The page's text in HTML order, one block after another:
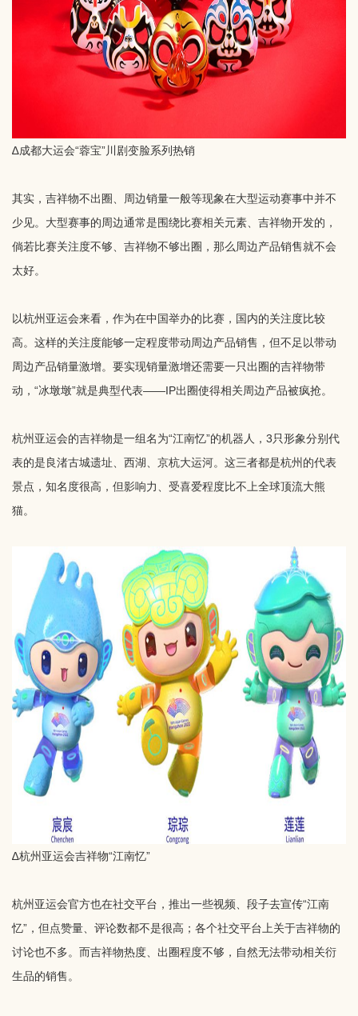
∆成都大运会“蓉宝”川剧变脸系列热销
其实，吉祥物不出圈、周边销量一般等现象在大型运动赛事中并不
少见。大型赛事的周边通常是围绕比赛相关元素、吉祥物开发的，
倘若比赛关注度不够、吉祥物不够出圈，那么周边产品销售就不会
太好。
以杭州亚运会来看，作为在中国举办的比赛，国内的关注度比较
高。这样的关注度能够一定程度带动周边产品销售，但不足以带动
周边产品销量激增。要实现销量激增还需要一只出圈的吉祥物带
动，“冰墩墩”就是典型代表——IP出圈使得相关周边产品被疯抢。
杭州亚运会的吉祥物是一组名为“江南忆”的机器人，3只形象分别代
表的是良渚古城遗址、西湖、京杭大运河。这三者都是杭州的代表
景点，知名度很高，但影响力、受喜爱程度比不上全球顶流大熊
猫。
∆杭州亚运会吉祥物“江南忆”
杭州亚运会官方也在社交平台，推出一些视频、段子去宣传“江南
忆”，但点赞量、评论数都不是很高；各个社交平台上关于吉祥物的
讨论也不多。而吉祥物热度、出圈程度不够，自然无法带动相关衍
生品的销售。